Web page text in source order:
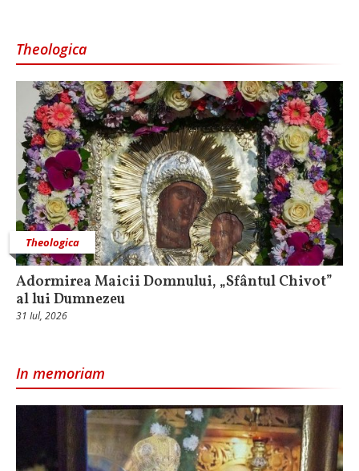
Theologica
Theologica
Adormirea Maicii Domnului, „Sfântul Chivot”
al lui Dumnezeu
31 Iul, 2026
In memoriam